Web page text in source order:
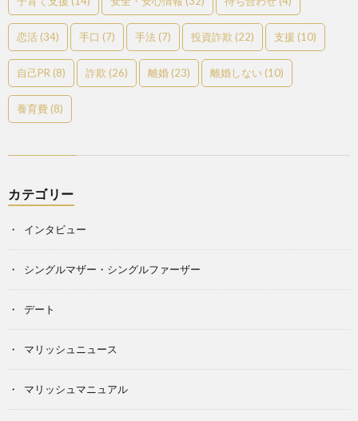
恋活 (34) 手口 (7) 手法 (7) 投資詐欺 (22) 支援 (10)
自己PR (8) 詐欺 (26) 離婚 (23) 離婚しない (10)
養育費 (8)
カテゴリー
インタビュー
シングルマザー・シングルファーザー
デート
マリッシュニュース
マリッシュマニュアル